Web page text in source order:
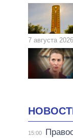
7 августа
15:00